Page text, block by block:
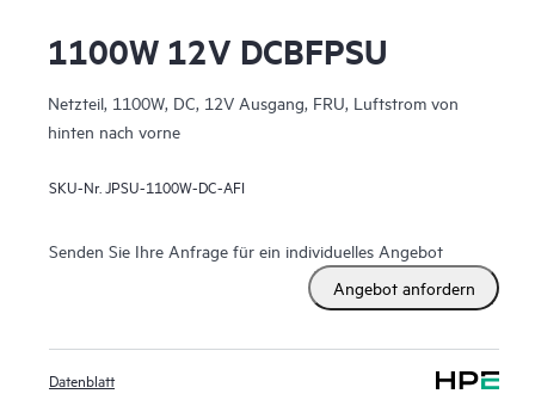
1100W 12V DCBFPSU
Netzteil, 1100W, DC, 12V Ausgang, FRU, Luftstrom von
hinten nach vorne
SKU-Nr. JPSU-1100W-DC-AFI
Senden Sie Ihre Anfrage für ein individuelles Angebot
Angebot anfordern
Datenblatt